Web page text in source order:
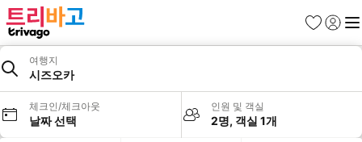
즐겨찾기
로그인
메
여행지
시즈오카
체크인/체크아웃
날짜 선택
인원 및 객실
2명, 객실 1개